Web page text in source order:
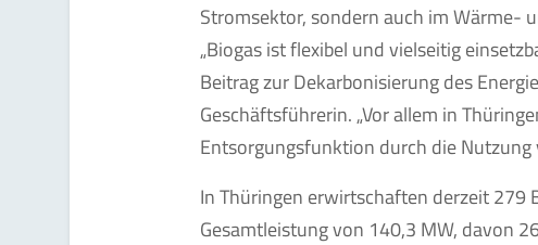
Stromsektor, sondern auch im Wärme-
„Biogas ist flexibel und vielseitig
Beitrag zur Dekarbonisierung des
Geschäftsführerin. „Vor allem in
Entsorgungsfunktion durch die
In Thüringen erwirtschaften derzeit 279
Gesamtleistung von 140,3 MW, davon